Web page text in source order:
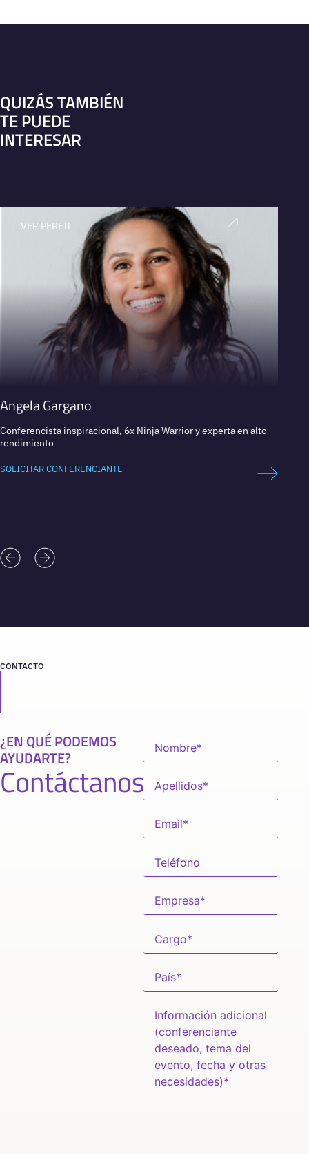
QUIZÁS TAMBIÉN
TE PUEDE
INTERESAR
VER PERFIL
Angela Gargano
Conferencista inspiracional, 6x Ninja Warrior y experta en alto
rendimiento
SOLICITAR CONFERENCIANTE
CONTACTO
¿EN QUÉ PODEMOS
AYUDARTE?
Contáctanos